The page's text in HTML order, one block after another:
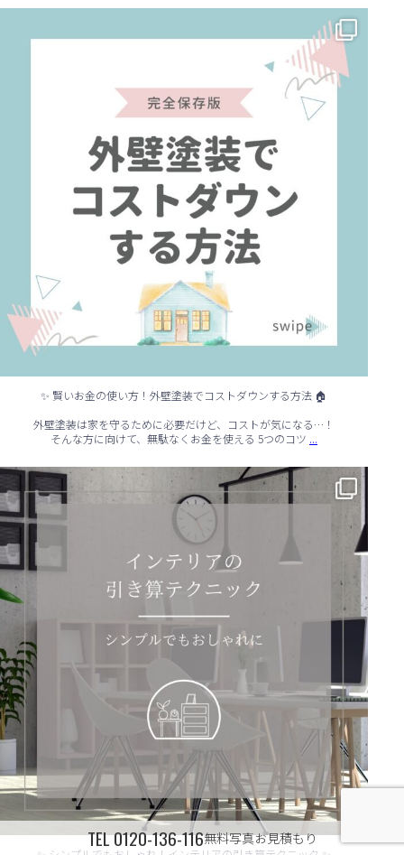
✨ 賢いお金の使い方！外壁塗装でコストダウンする方法 🏠
✨ 賢いお金の使い方！外壁塗装でコストダウンする方法 🏠
外壁塗装は家を守るために必要だけど、コストが気になる…！
そんな方に向けて、無駄なくお金を使える 5つのコツ ...
✨ シンプルでもおしゃれ！インテリアの引き算テクニック ✨
...
TEL0120-136-116無料写真お見積もり